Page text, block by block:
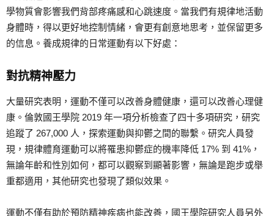
學物質會影響我們背部疼痛感和心跳速度。當我們有規律地活動
身體時，得以更好地控制情緒，會更有創意地思考，並保留更多
的信息。養成規律的日常運動有以下好處：
對抗精神壓力
大量研究表明，運動不僅可以改善身體健康，還可以改善心理健
康。倫敦國王學院 2019 年一項分析檢查了四十多項研究，研究
追蹤了 267,000 人，探索運動與抑鬱之間的聯繫。研究人員發
現，規律體育運動可以將罹患抑鬱症的機率降低 17% 到 41%，
無論年齡和性別如何，都可以觀察到顯著影響，無論是跑步或舉
重都適用，其他研究也發現了類似效果。
運動不僅有助於預防精神疾病也能改善，國王學院研究人員另外